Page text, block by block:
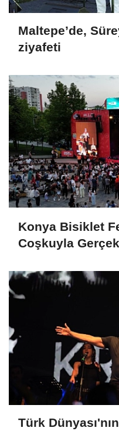
Maltepe’de,
ziyafeti
Konya Bisiklet
Coşkuyla
Türk